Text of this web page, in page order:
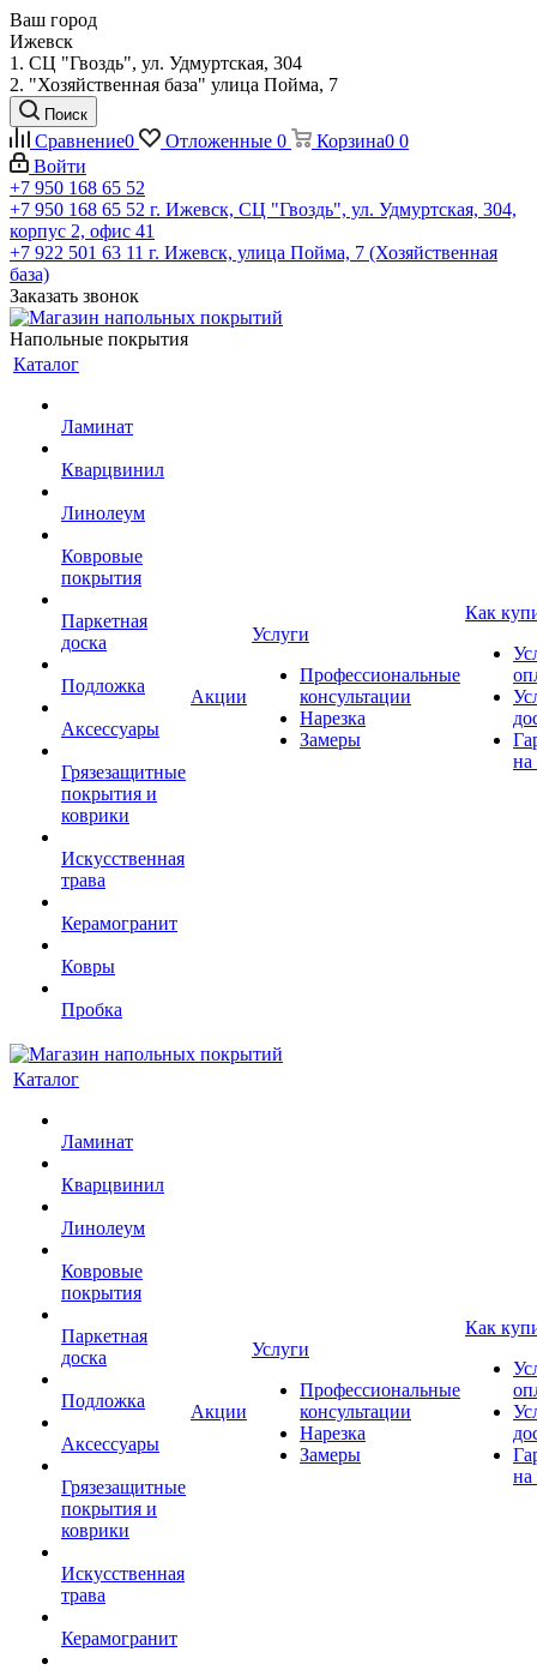
Ваш город
Ижевск
1. СЦ "Гвоздь", ул. Удмуртская, 304
2. "Хозяйственная база" улица Пойма, 7
Поиск
Сравнение0 Отложенные 0 Корзина0 0
Войти
+7 950 168 65 52
+7 950 168 65 52 г. Ижевск, СЦ "Гвоздь", ул. Удмуртская, 304,
корпус 2, офис 41
+7 922 501 63 11 г. Ижевск, улица Пойма, 7 (Хозяйственная
база)
Заказать звонок
Напольные покрытия
Каталог
Ламинат
Кварцвинил
Линолеум
Ковровые
покрытия
Паркетная
доска
Подложка
Аксессуары
Грязезащитные
покрытия и
коврики
Искусственная
трава
Керамогранит
Ковры
Пробка
Акции
Услуги
Профессиональные
консультации
Нарезка
Замеры
Как
на
Каталог
Ламинат
Кварцвинил
Линолеум
Ковровые
покрытия
Паркетная
доска
Подложка
Аксессуары
Грязезащитные
покрытия и
коврики
Искусственная
трава
Керамогранит
Акции
Услуги
Профессиональные
консультации
Нарезка
Замеры
Как
на